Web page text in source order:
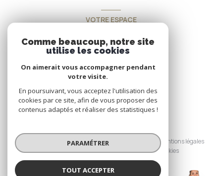
VOTRE ESPACE
Espace propriétaire
SE CONNECTER
Nos honoraires
Nos partenaires
Mentions légales
Admin
Politique RGPD Cookies
Réalisé par :
Comme beaucoup, notre site
utilise les cookies
On aimerait vous accompagner pendant
votre visite.
En poursuivant, vous acceptez l'utilisation des
cookies par ce site, afin de vous proposer des
contenus adaptés et réaliser des statistiques !
PARAMÉTRER
TOUT ACCEPTER